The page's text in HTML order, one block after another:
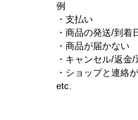
例
・支払い
・商品の発送/到着
・商品が届かない
・キャンセル/返金
・ショップと連絡
etc.